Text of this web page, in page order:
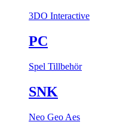
3DO Interactive
PC
Spel Tillbehör
SNK
Neo Geo Aes